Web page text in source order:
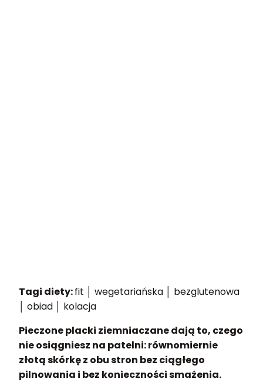
Tagi diety:fit │ wegetariańska │ bezglutenowa
│ obiad │ kolacja
Pieczone placki ziemniaczane dają to, czego
nie osiągniesz na patelni: równomiernie
złotą skórkę z obu stron bez ciągłego
pilnowania i bez konieczności smażenia.